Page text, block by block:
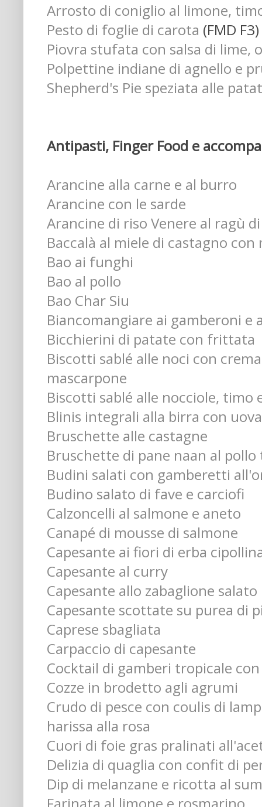
Arrosto di coniglio al limone,
Pesto di foglie di carota (FMD F3)
Piovra stufata con salsa di lime,
Polpettine indiane di agnello e
Shepherd's Pie speziata alle
Antipasti, Finger Food e
Arancine alla carne e al burro
Arancine con le sarde
Arancine di riso Venere al ragù
Baccalà al miele di castagno
Bao ai funghi
Bao al pollo
Bao Char Siu
Biancomangiare ai gamberoni e
Bicchierini di patate con frittata
Biscotti sablé alle noci con
mascarpone
Biscotti sablé alle nocciole, timo
Blinis integrali alla birra con
Bruschette alle castagne
Bruschette di pane naan al pollo
Budini salati con gamberetti
Budino salato di fave e carciofi
Calzoncelli al salmone e aneto
Canapé di mousse di salmone
Capesante ai fiori di erba
Capesante al curry
Capesante allo zabaglione salato
Capesante scottate su purea di
Caprese sbagliata
Carpaccio di capesante
Cocktail di gamberi tropicale
Cozze in brodetto agli agrumi
Crudo di pesce con coulis di
harissa alla rosa
Cuori di foie gras pralinati
Delizia di quaglia con confit di
Dip di melanzane e ricotta al